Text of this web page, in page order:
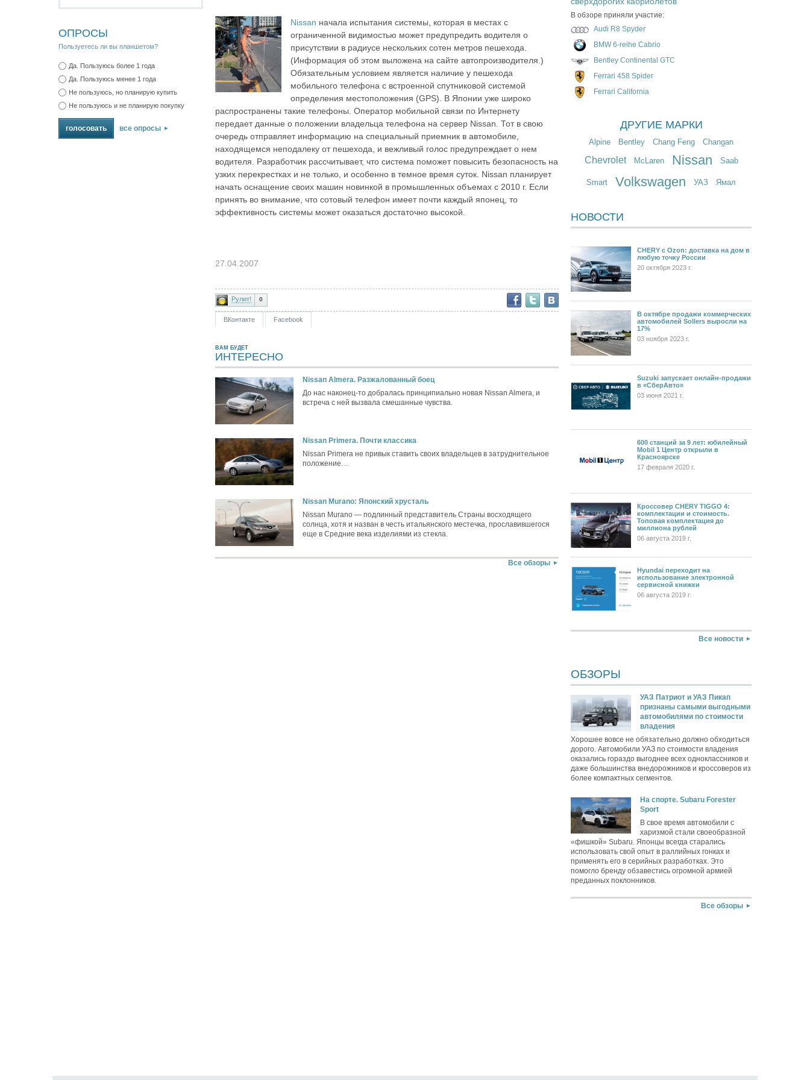
ОПРОСЫ
Пользуетесь ли вы планшетом?
Да. Пользуюсь более 1 года
Да. Пользуюсь менее 1 года
Не пользуюсь, но планирую купить
Не пользуюсь и не планирую покупку
все опросы
Nissan начала испытания системы, которая в местах с
ограниченной видимостью может предупредить водителя о
присутствии в радиусе нескольких сотен метров пешехода.
(Информация об этом выложена на сайте автопроизводителя.)
Обязательным условием является наличие у пешехода
мобильного телефона с встроенной спутниковой системой
определения местоположения (GPS). В Японии уже широко
распространены такие телефоны. Оператор мобильной связи по Интернету
передает данные о положении владельца телефона на сервер Nissan. Тот в свою
очередь отправляет информацию на специальный приемник в автомобиле,
находящемся неподалеку от пешехода, и вежливый голос предупреждает о нем
водителя. Разработчик рассчитывает, что система поможет повысить безопасность на
узких перекрестках и не только, и особенно в темное время суток. Nissan планирует
начать оснащение своих машин новинкой в промышленных объемах с 2010 г. Если
принять во внимание, что сотовый телефон имеет почти каждый японец, то
эффективность системы может оказаться достаточно высокой.
27.04.2007
Рулит! 0
ВКонтакте Facebook
ВАМ БУДЕТ
ИНТЕРЕСНО
Nissan Almera. Разжалованный боец
До нас наконец-то добралась принципиально новая Nissan Almera, и
встреча с ней вызвала смешанные чувства.
Nissan Primera. Почти классика
Nissan Primera не привык ставить своих владельцев в затруднительное
положение…
Nissan Murano: Японский хрусталь
Nissan Murano — подлинный представитель Страны восходящего
солнца, хотя и назван в честь итальянского местечка, прославившегося
еще в Средние века изделиями из стекла.
Все обзоры
В обзоре приняли участие:
Audi R8 Spyder
BMW 6-reihe Cabrio
Bentley Continental GTC
Ferrari 458 Spider
Ferrari California
ДРУГИЕ МАРКИ
Alpine Bentley Chang Feng Changan
Chevrolet McLaren Nissan Saab
Smart Volkswagen УАЗ Ямал
НОВОСТИ
CHERY c Ozon: доставка на дом в
любую точку России
20 октября 2023 г.
В октябре продажи коммерческих
автомобилей Sollers выросли на
17%
03 ноября 2023 г.
Suzuki запускает онлайн-продажи
в «СберАвто»
03 июня 2021 г.
600 станций за 9 лет: юбилейный
Mobil 1 Центр открыли в
Красноярске
17 февраля 2020 г.
Кроссовер CHERY TIGGO 4:
комплектации и стоимость.
Топовая комплектация до
миллиона рублей
06 августа 2019 г.
Hyundai переходит на
использование электронной
сервисной книжки
06 августа 2019 г.
Все новости
ОБЗОРЫ
УАЗ Патриот и УАЗ Пикап
признаны самыми выгодными
автомобилями по стоимости
владения
Хорошее вовсе не обязательно должно обходиться
дорого. Автомобили УАЗ по стоимости владения
оказались гораздо выгоднее всех одноклассников и
даже большинства внедорожников и кроссоверов из
более компактных сегментов.
На спорте. Subaru Forester
Sport
В свое время автомобили с
харизмой стали своеобразной
«фишкой» Subaru. Японцы всегда старались
использовать свой опыт в раллийных гонках и
применять его в серийных разработках. Это
помогло бренду обзавестись огромной армией
преданных поклонников.
Все обзоры